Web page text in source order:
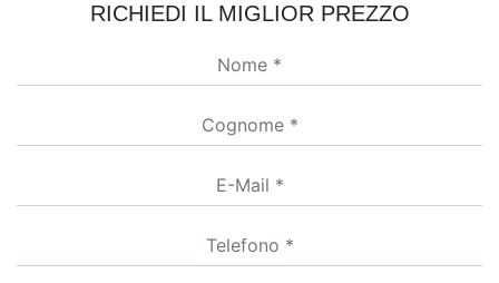
RICHIEDI IL MIGLIOR PREZZO